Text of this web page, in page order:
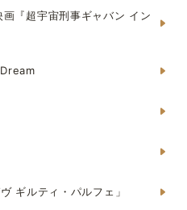
『超宇宙刑事ギャバン イン
ギルティ・パルフェ」